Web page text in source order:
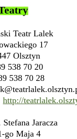
Teatr Lalek
17
Olsztyn
538 70 20
538 70 28
http://
Jaracza
go Maja 4